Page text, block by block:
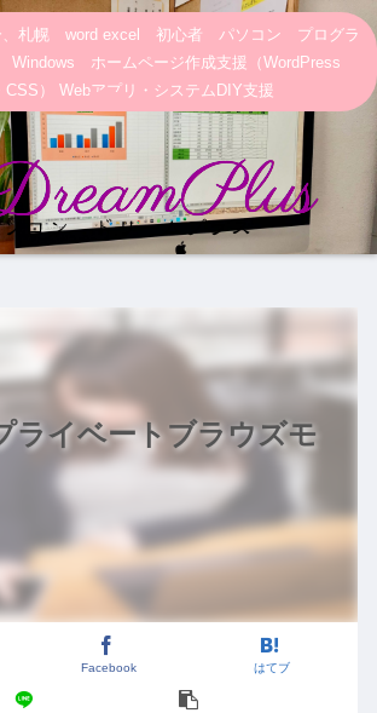
、札幌 word excel 初心者 パソコン プログラ
ホームページ作成支援（WordPress
CSS） Webアプリ・システムDIY支援
ライベートブラウズモ
Facebook はてブ